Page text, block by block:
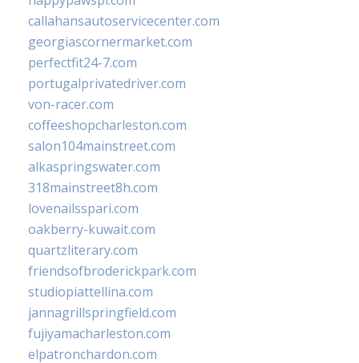
callahansautoservicecenter.com
georgiascornermarket.com
perfectfit24-7.com
portugalprivatedriver.com
von-racer.com
coffeeshopcharleston.com
salon104mainstreet.com
alkaspringswater.com
318mainstreet8h.com
lovenailsspari.com
oakberry-kuwait.com
quartzliterary.com
friendsofbroderickpark.com
studiopiattellina.com
jannagrillspringfield.com
fujiyamacharleston.com
elpatronchardon.com